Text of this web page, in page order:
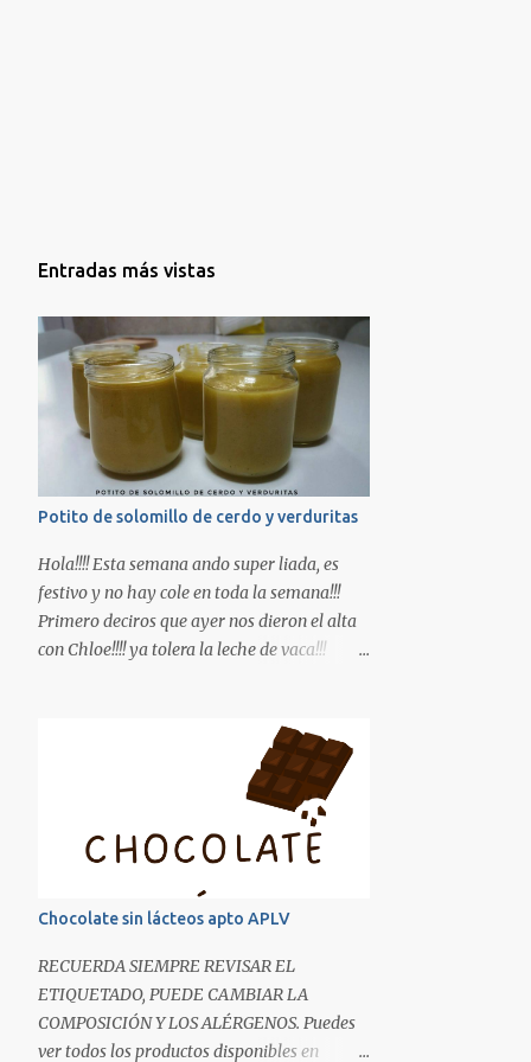
Entradas más vistas
Potito de solomillo de cerdo y verduritas
Hola!!!! Esta semana ando super liada, es
festivo y no hay cole en toda la semana!!!
Primero deciros que ayer nos dieron el alta
con Chloe!!!! ya tolera la leche de vaca!!!
leche de fórmula!! Bueno os dejo una receta
de potitos, hemos introducido ya el cerdo.
INGREDIENTES: Para 5 potitos de unos
120gr. -3 filetes de solomillo de cerdo -1
zanahoria -1 patata mediana -1 tomate -1/2
calabaza -Aceite de oliva Pelamos la
verdura, la lavamos y la troceamos en trozos
pequeños, la ponemos en una olla junto con
el solomillo, cubrimos de agua, una vez
arranque a hervir dejamos unos 15min.
(comprobamos que la patata esté blandita)
Chocolate sin lácteos apto APLV
RECUERDA SIEMPRE REVISAR EL
ETIQUETADO, PUEDE CAMBIAR LA
COMPOSICIÓN Y LOS ALÉRGENOS. Puedes
ver todos los productos disponibles en